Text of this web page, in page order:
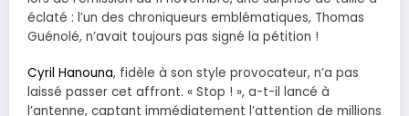
éclaté : l’un des chroniqueurs emblématiques, Thomas
Guénolé, n’avait toujours pas signé la pétition !
Cyril Hanouna, fidèle à son style provocateur, n’a pas
laissé passer cet affront. « Stop ! », a-t-il lancé à
l’antenne, captant immédiatement l’attention de millions